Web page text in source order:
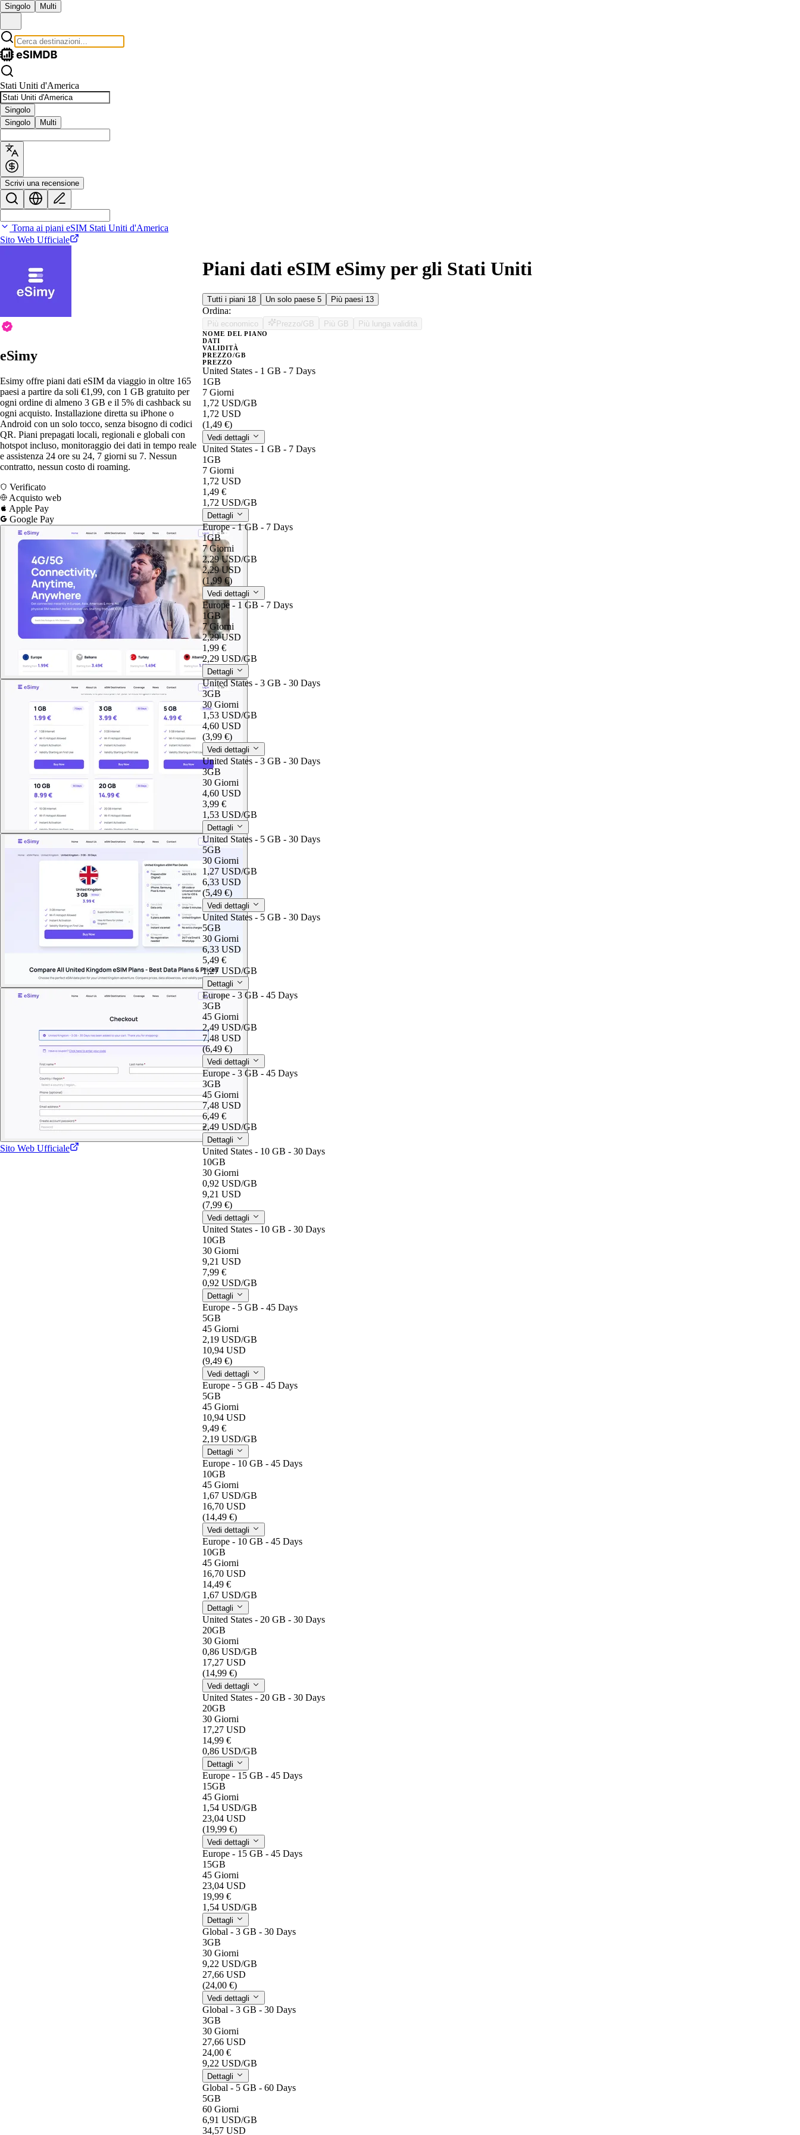
Singolo Multi
Stati Uniti d'America
Singolo
Singolo
Multi
Scrivi una recensione
Torna ai piani eSIM Stati Uniti d'America
Sito Web Ufficiale
eSimy
Esimy offre piani dati eSIM da viaggio in oltre 165
paesi a partire da soli €1,99, con 1 GB gratuito per
ogni ordine di almeno 3 GB e il 5% di cashback su
ogni acquisto. Installazione diretta su iPhone o
Android con un solo tocco, senza bisogno di codici
QR. Piani prepagati locali, regionali e globali con
hotspot incluso, monitoraggio dei dati in tempo reale
e assistenza 24 ore su 24, 7 giorni su 7. Nessun
contratto, nessun costo di roaming.
Verificato
Acquisto web
Apple Pay
Google Pay
Sito Web Ufficiale
Piani dati eSIM eSimy per gli Stati Uniti
Tutti i piani 18 Un solo paese 5 Più paesi 13
Ordina:
Più economico Prezzo/GB Più GB Più lunga validità
NOME DEL PIANO
DATI
VALIDITÀ
PREZZO/GB
PREZZO
United States - 1 GB - 7 Days
1GB
7 Giorni
1,72 USD/GB
1,72 USD
(1,49 €)
Vedi dettagli
United States - 1 GB - 7 Days
1GB
7 Giorni
1,72 USD
1,49 €
1,72 USD/GB
Dettagli
Europe - 1 GB - 7 Days
1GB
7 Giorni
2,29 USD/GB
2,29 USD
(1,99 €)
Vedi dettagli
Europe - 1 GB - 7 Days
1GB
7 Giorni
2,29 USD
1,99 €
2,29 USD/GB
Dettagli
United States - 3 GB - 30 Days
3GB
30 Giorni
1,53 USD/GB
4,60 USD
(3,99 €)
Vedi dettagli
United States - 3 GB - 30 Days
3GB
30 Giorni
4,60 USD
3,99 €
1,53 USD/GB
Dettagli
United States - 5 GB - 30 Days
5GB
30 Giorni
1,27 USD/GB
6,33 USD
(5,49 €)
Vedi dettagli
United States - 5 GB - 30 Days
5GB
30 Giorni
6,33 USD
5,49 €
1,27 USD/GB
Dettagli
Europe - 3 GB - 45 Days
3GB
45 Giorni
2,49 USD/GB
7,48 USD
(6,49 €)
Vedi dettagli
Europe - 3 GB - 45 Days
3GB
45 Giorni
7,48 USD
6,49 €
2,49 USD/GB
Dettagli
United States - 10 GB - 30 Days
10GB
30 Giorni
0,92 USD/GB
9,21 USD
(7,99 €)
Vedi dettagli
United States - 10 GB - 30 Days
10GB
30 Giorni
9,21 USD
7,99 €
0,92 USD/GB
Dettagli
Europe - 5 GB - 45 Days
5GB
45 Giorni
2,19 USD/GB
10,94 USD
(9,49 €)
Vedi dettagli
Europe - 5 GB - 45 Days
5GB
45 Giorni
10,94 USD
9,49 €
2,19 USD/GB
Dettagli
Europe - 10 GB - 45 Days
10GB
45 Giorni
1,67 USD/GB
16,70 USD
(14,49 €)
Vedi dettagli
Europe - 10 GB - 45 Days
10GB
45 Giorni
16,70 USD
14,49 €
1,67 USD/GB
Dettagli
United States - 20 GB - 30 Days
20GB
30 Giorni
0,86 USD/GB
17,27 USD
(14,99 €)
Vedi dettagli
United States - 20 GB - 30 Days
20GB
30 Giorni
17,27 USD
14,99 €
0,86 USD/GB
Dettagli
Europe - 15 GB - 45 Days
15GB
45 Giorni
1,54 USD/GB
23,04 USD
(19,99 €)
Vedi dettagli
Europe - 15 GB - 45 Days
15GB
45 Giorni
23,04 USD
19,99 €
1,54 USD/GB
Dettagli
Global - 3 GB - 30 Days
3GB
30 Giorni
9,22 USD/GB
27,66 USD
(24,00 €)
Vedi dettagli
Global - 3 GB - 30 Days
3GB
30 Giorni
27,66 USD
24,00 €
9,22 USD/GB
Dettagli
Global - 5 GB - 60 Days
5GB
60 Giorni
6,91 USD/GB
34,57 USD